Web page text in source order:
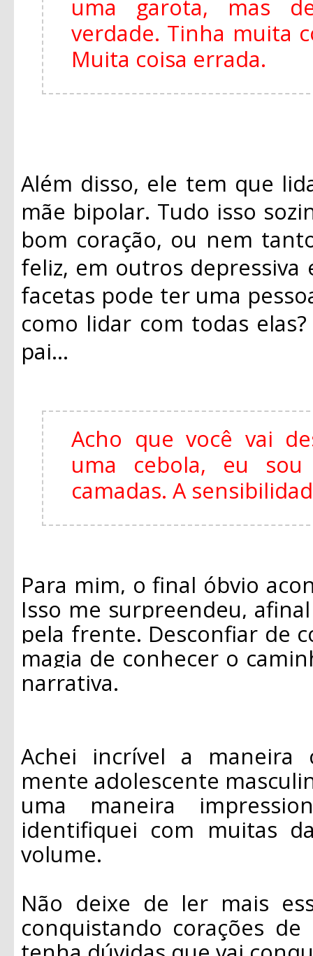
uma garota, mas
verdade. Tinha muita
Muita coisa errada.
Além disso, ele tem que
mãe bipolar. Tudo isso
bom coração, ou nem
feliz, em outros
facetas pode ter uma
como lidar com todas
pai...
Acho que você vai
uma cebola, eu
camadas. A
Para mim, o final óbvio
Isso me surpreendeu,
pela frente. Desconfiar de
magia de conhecer o
narrativa.
Achei incrível a maneira
mente adolescente
uma maneira
identifiquei com muitas
volume.
Não deixe de ler mais
conquistando corações